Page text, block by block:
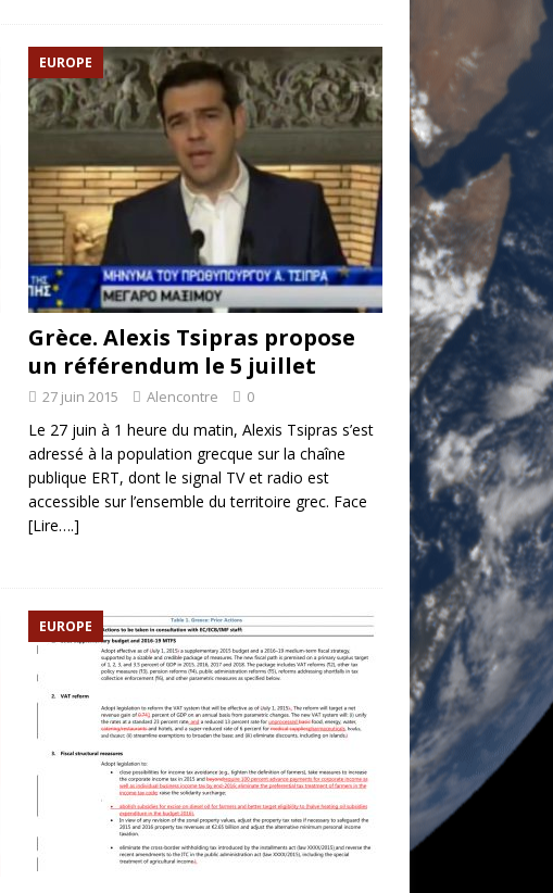
EUROPE
Grèce. Alexis Tsipras propose
un référendum le 5 juillet
27 juin 2015 Alencontre 0
Le 27 juin à 1 heure du matin, Alexis Tsipras s’est
adressé à la population grecque sur la chaîne
publique ERT, dont le signal TV et radio est
accessible sur l’ensemble du territoire grec. Face
[Lire….]
EUROPE